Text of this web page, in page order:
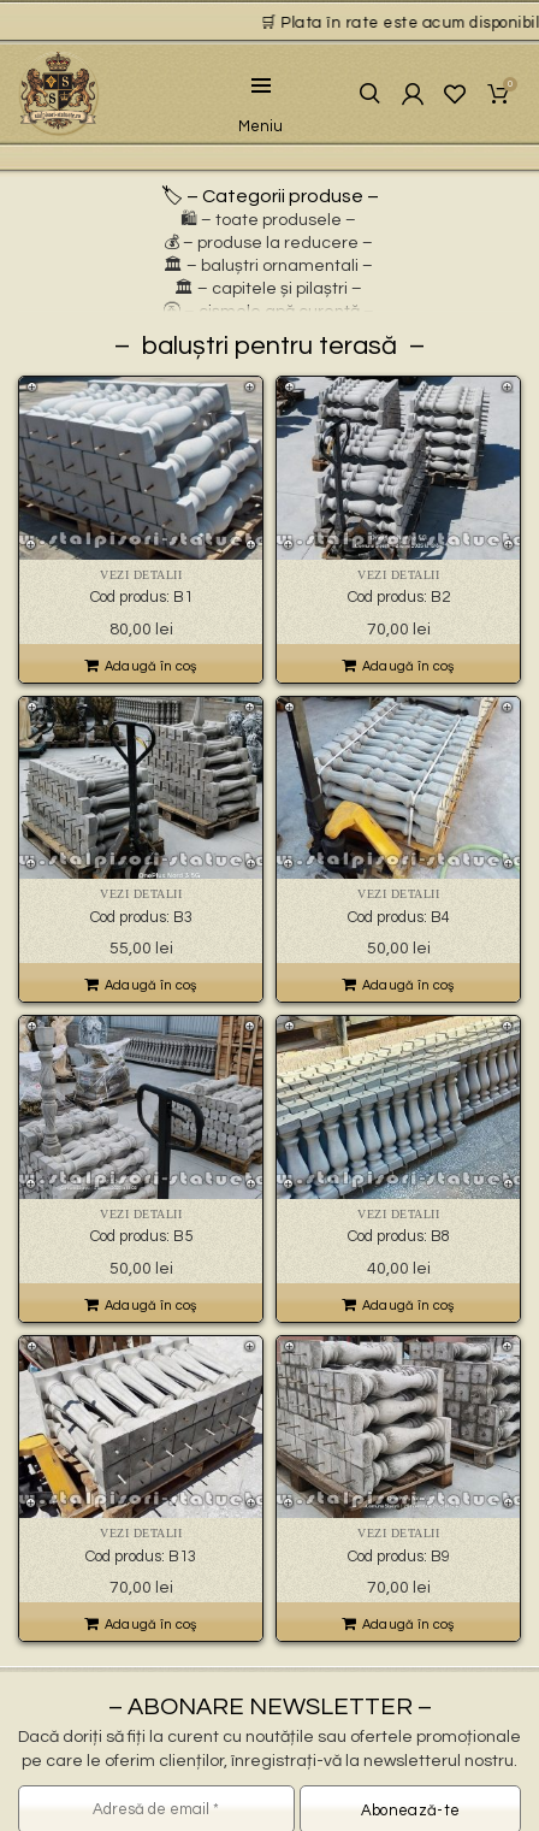
🛒 Plata în rate este acum
Meniu
0
🏷️ – Categorii produse –
🛍️ – toate produsele –
💰 – produse la reducere –
🏛 – baluștri ornamentali –
🏛 – capitele și pilaștri –
🚰 – cișmele apă curentă –
⛲ – fântâni arteziene –
🎀 – idei de cadouri –
🪴 – jardiniere cu personaje –
🌸 – jardiniere pentru flori –
🏗 – socluri și stative –
🦌 – statuete animale sălbatice –
🐕 – statuete animale domestice –
🧘 – statuete buddha –
🧺 – statuete cu coșulețe –
🐉 – statuete gargoyles –
👼 – statuete religioase și îngerași –
💧 – statuete pentru fântâni –
🍄 – statuete pitici și troli –
🏺 – vaze pentru flori –
baluștri pentru terasă
VEZI DETALII
Cod produs: B1
80,00 lei
Adaugă în coş
VEZI DETALII
Cod produs: B2
70,00 lei
Adaugă în coş
VEZI DETALII
Cod produs: B3
55,00 lei
Adaugă în coş
VEZI DETALII
Cod produs: B4
50,00 lei
Adaugă în coş
VEZI DETALII
Cod produs: B5
50,00 lei
Adaugă în coş
VEZI DETALII
Cod produs: B8
40,00 lei
Adaugă în coş
VEZI DETALII
Cod produs: B13
70,00 lei
Adaugă în coş
VEZI DETALII
Cod produs: B9
70,00 lei
Adaugă în coş
– ABONARE NEWSLETTER –
Dacă doriți să fiți la curent cu noutățile sau ofertele promoționale
pe care le oferim clienților, înregistrați-vă la newsletterul nostru.